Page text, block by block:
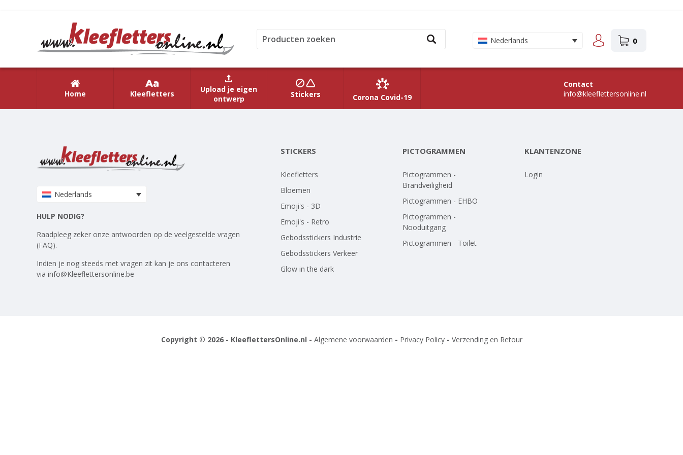
Nederlands 0
Home Kleefletters
Upload je eigen
ontwerp
Stickers Corona Covid-19
Contact
info@kleeflettersonline.nl
Nederlands
HULP NODIG?
Raadpleeg zeker onze antwoorden op de veelgestelde vragen
(FAQ).
Indien je nog steeds met vragen zit kan je ons contacteren
via info@Kleeflettersonline.be
STICKERS
Kleefletters
Bloemen
Emoji's - 3D
Emoji's - Retro
Gebodsstickers Industrie
Gebodsstickers Verkeer
Glow in the dark
PICTOGRAMMEN
Pictogrammen -
Brandveiligheid
Pictogrammen - EHBO
Pictogrammen -
Nooduitgang
Pictogrammen - Toilet
KLANTENZONE
Login
Copyright © 2026 - KleeflettersOnline.nl - Algemene voorwaarden - Privacy Policy- Verzending en Retour